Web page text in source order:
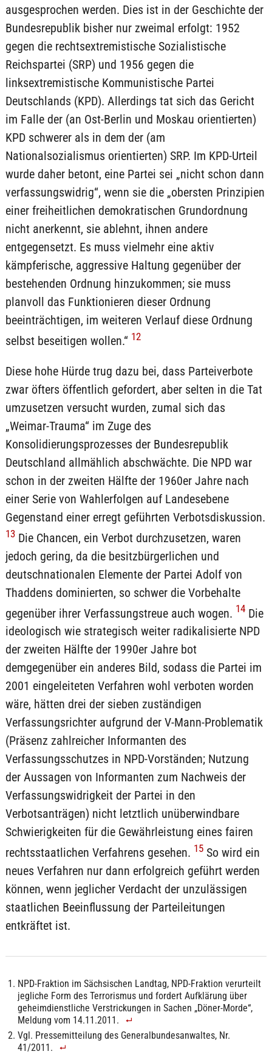
ausgesprochen werden. Dies ist in der Geschichte der
Bundesrepublik bisher nur zweimal erfolgt: 1952
gegen die rechtsextremistische Sozialistische
Reichspartei (SRP) und 1956 gegen die
linksextremistische Kommunistische Partei
Deutschlands (KPD). Allerdings tat sich das Gericht
im Falle der (an Ost-Berlin und Moskau orientierten)
KPD schwerer als in dem der (am
Nationalsozialismus orientierten) SRP. Im KPD-Urteil
wurde daher betont, eine Partei sei „nicht schon dann
verfassungswidrig“, wenn sie die „obersten Prinzipien
einer freiheitlichen demokratischen Grundordnung
nicht anerkennt, sie ablehnt, ihnen andere
entgegensetzt. Es muss vielmehr eine aktiv
kämpferische, aggressive Haltung gegenüber der
bestehenden Ordnung hinzukommen; sie muss
planvoll das Funktionieren dieser Ordnung
beeinträchtigen, im weiteren Verlauf diese Ordnung
selbst beseitigen wollen.“ 12
Diese hohe Hürde trug dazu bei, dass Parteiverbote
zwar öfters öffentlich gefordert, aber selten in die Tat
umzusetzen versucht wurden, zumal sich das
„Weimar-Trauma“ im Zuge des
Konsolidierungsprozesses der Bundesrepublik
Deutschland allmählich abschwächte. Die NPD war
schon in der zweiten Hälfte der 1960er Jahre nach
einer Serie von Wahlerfolgen auf Landesebene
Gegenstand einer erregt geführten Verbotsdiskussion.
13Die Chancen, ein Verbot durchzusetzen, waren
jedoch gering, da die besitzbürgerlichen und
deutschnationalen Elemente der Partei Adolf von
Thaddens dominierten, so schwer die Vorbehalte
gegenüber ihrer Verfassungstreue auch wogen. 14Die
ideologisch wie strategisch weiter radikalisierte NPD
der zweiten Hälfte der 1990er Jahre bot
demgegenüber ein anderes Bild, sodass die Partei im
2001 eingeleiteten Verfahren wohl verboten worden
wäre, hätten drei der sieben zuständigen
Verfassungsrichter aufgrund der V-Mann-Problematik
(Präsenz zahlreicher Informanten des
Verfassungsschutzes in NPD-Vorständen; Nutzung
der Aussagen von Informanten zum Nachweis der
Verfassungswidrigkeit der Partei in den
Verbotsanträgen) nicht letztlich unüberwindbare
Schwierigkeiten für die Gewährleistung eines fairen
rechtsstaatlichen Verfahrens gesehen. 15So wird ein
neues Verfahren nur dann erfolgreich geführt werden
können, wenn jeglicher Verdacht der unzulässigen
staatlichen Beeinflussung der Parteileitungen
entkräftet ist.
NPD-Fraktion im Sächsischen Landtag, NPD-Fraktion verurteilt
jegliche Form des Terrorismus und fordert Aufklärung über
geheimdienstliche Verstrickungen in Sachen „Döner-Morde“,
Meldung vom 14.11.2011.
Vgl. Pressemitteilung des Generalbundesanwaltes, Nr.
41/2011.